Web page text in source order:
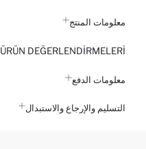
معلومات المنتج
ÜRÜN DEĞERLENDİRMELERİ
معلومات الدفع
التسليم والإرجاع والاستبدال